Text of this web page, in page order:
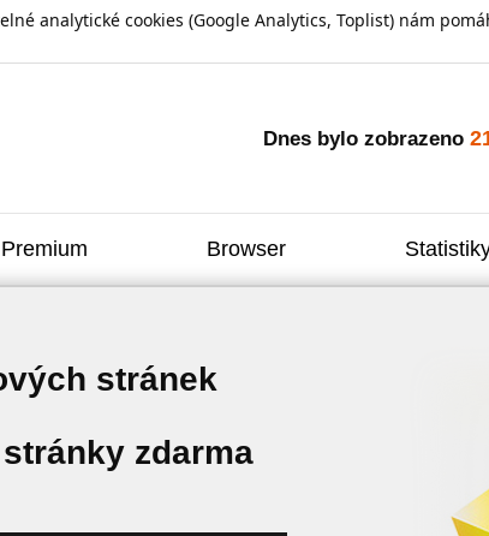
analytické cookies (Google Analytics, Toplist) nám
Dnes bylo zobrazeno
Premium Browser
stránek
zdarma